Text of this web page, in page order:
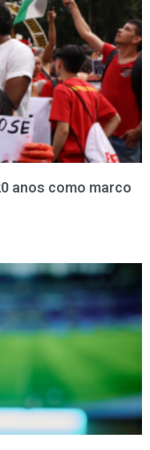
anos como marco